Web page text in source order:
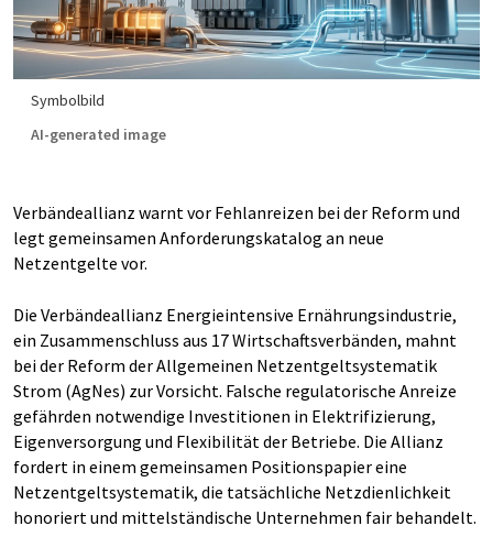
Symbolbild
AI-generated image
Verbändeallianz warnt vor Fehlanreizen bei der Reform und
legt gemeinsamen Anforderungskatalog an neue
Netzentgelte vor.
Die Verbändeallianz Energieintensive Ernährungsindustrie,
ein Zusammenschluss aus 17 Wirtschaftsverbänden, mahnt
bei der Reform der Allgemeinen Netzentgeltsystematik
Strom (AgNes) zur Vorsicht. Falsche regulatorische Anreize
gefährden notwendige Investitionen in Elektrifizierung,
Eigenversorgung und Flexibilität der Betriebe. Die Allianz
fordert in einem gemeinsamen Positionspapier eine
Netzentgeltsystematik, die tatsächliche Netzdienlichkeit
honoriert und mittelständische Unternehmen fair behandelt.